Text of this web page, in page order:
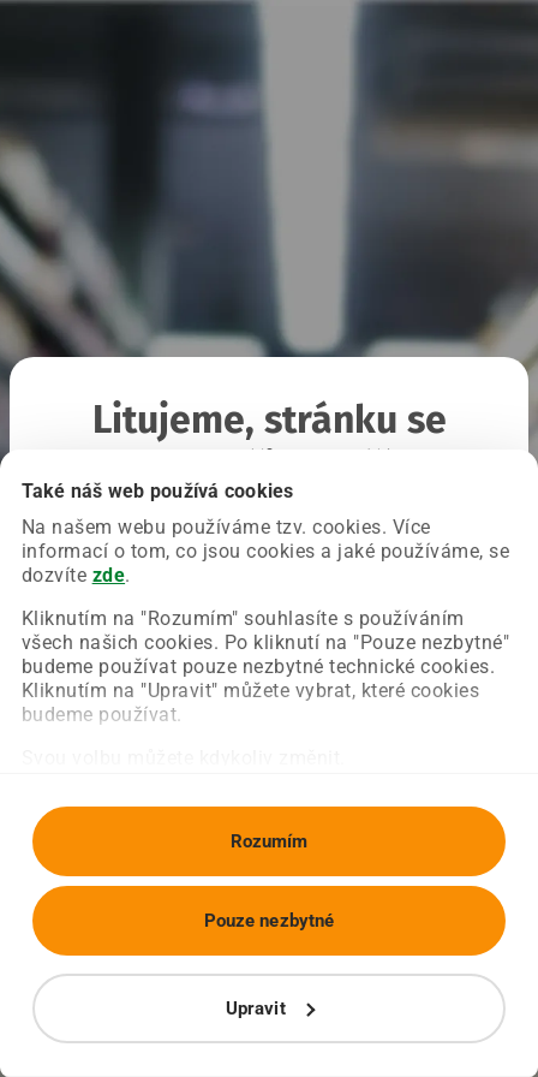
Také náš web používá cookies
Na našem webu používáme tzv. cookies. Více
informací o tom, co jsou cookies a jaké používáme, se
dozvíte zde.
Kliknutím na "Rozumím" souhlasíte s používáním
všech našich cookies. Po kliknutí na "Pouze nezbytné"
budeme používat pouze nezbytné technické cookies.
Kliknutím na "Upravit" můžete vybrat, které cookies
budeme používat.
Rozumím
Upravit
Pouze nezbytné
Litujeme, stránku se
Chyba nastala na naší straně a už ji opravujeme.
Zkuste prosím znovu načíst požadovanou stránku.
Obnovit stránku Úvodní strana